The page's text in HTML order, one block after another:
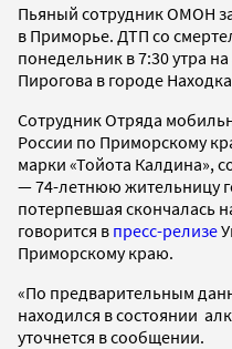
Пьяный сотрудник ОМОН
в Приморье. ДТП со
понедельник в 7:30 утра
Пирогова в городе
Сотрудник Отряда
России по Приморскому
марки «Тойота Калдина»,
— 74-летнюю жительницу
потерпевшая скончалась
говорится в пресс-релизе
Приморскому краю.
«По предварительным
находился в состоянии
уточнется в сообщении.